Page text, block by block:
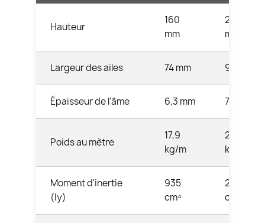
Hauteur
160
mm
200
mm
Largeur des ailes 74 mm 90 mm
Épaisseur de l'âme 6,3 mm 7,5 mm
Poids au mètre
17,9
kg/m
26,2
kg/m
Moment d'inertie
(Iy)
935
cm⁴
2 140
cm⁴